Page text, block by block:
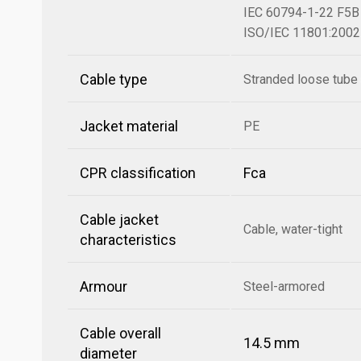
IEC 60794-1-22 F5B
ISO/IEC 11801:2002
Cable type Stranded loose tube
Jacket material PE
CPR classification Fca
Cable jacket
characteristics
Cable, water-tight
Armour Steel-armored
Cable overall
diameter
14.5 mm